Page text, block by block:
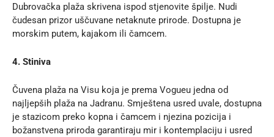
Dubrovačka plaža skrivena ispod stjenovite špilje. Nudi
čudesan prizor uščuvane netaknute prirode. Dostupna je
morskim putem, kajakom ili čamcem.
4. Stiniva
Čuvena plaža na Visu koja je prema Vogueu jedna od
najljepših plaža na Jadranu. Smještena usred uvale, dostupna
je stazicom preko kopna i čamcem i njezina pozicija i
božanstvena priroda garantiraju mir i kontemplaciju i usred